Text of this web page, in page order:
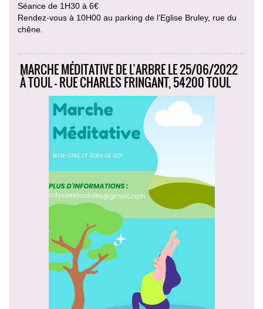
Séance de 1H30 à 6€
Rendez-vous à 10H00 au parking de l’Eglise Bruley, rue du
chêne.
MARCHE MÉDITATIVE DE L’ARBRE LE 25/06/2022
À TOUL - RUE CHARLES FRINGANT, 54200 TOUL